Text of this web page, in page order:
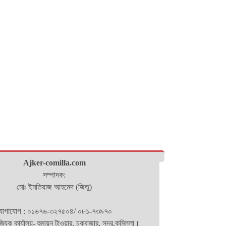
Ajker-comilla.com
সম্পাদক:
মোঃ ইমতিয়াজ আহমেদ (জিতু)
: ০১৬৭৬-৩২৭৫০৪/ ০৮১-৭৩৯৭০
কার্যালয়- হুমায়ন টাওয়ার, চকবাজার, সদর,কুমিল্লা।